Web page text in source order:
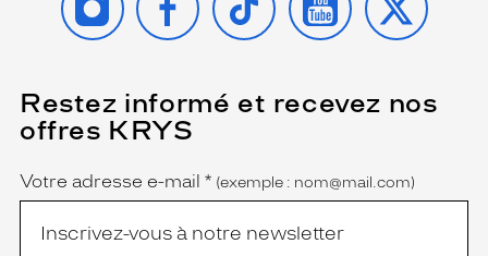
Restez informé et recevez nos
offres KRYS
Name
Votre adresse e-mail *
(Ce
champ
est
obligatoire)
(exemple : nom@mail.com)